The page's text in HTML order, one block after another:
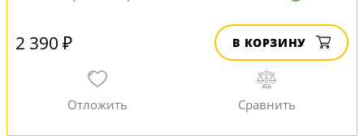
2 390 ₽ В КОРЗИНУ